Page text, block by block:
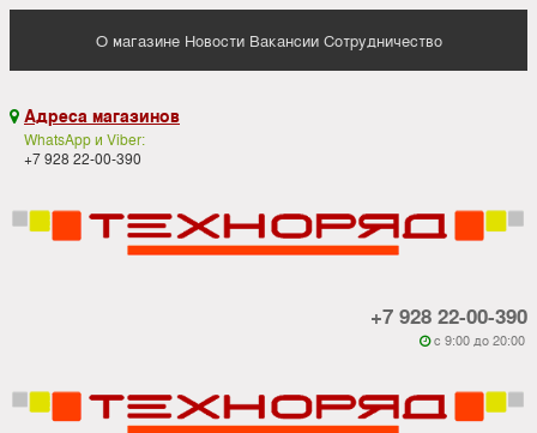
О магазине Новости Вакансии Сотрудничество
 Адреса магазинов
WhatsApp и Viber:
+7 928 22-00-390
+7 928 22-00-390
 c 9:00 до 20:00